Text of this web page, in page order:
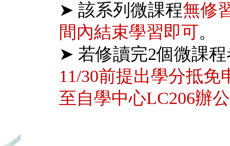
➤ 該系列微課程無修
間內結束學習即可。
➤ 若修讀完2個微課
11/30前提出學分抵
至自學中心LC206辦